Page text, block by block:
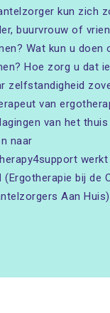
kun zich
buurvrouw of
Wat kun u doen
Hoe zorg u dat
zelfstandigheid
van
van het
naar
(Ergotherapie bij de
Aan